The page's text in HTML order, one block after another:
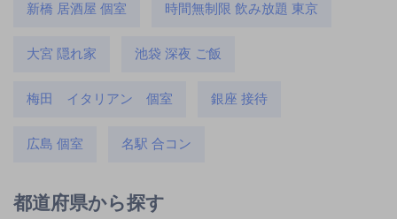
新橋 居酒屋 個室 時間無制限 飲み放題 東京
大宮 隠れ家 池袋 深夜 ご飯
梅田 イタリアン 個室 銀座 接待
広島 個室 名駅 合コン
都道府県から探す